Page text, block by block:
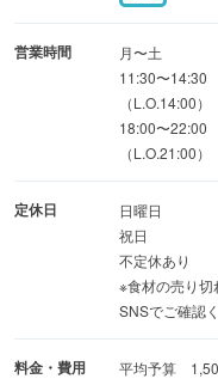
彩な料理が勢揃い！
夜はお酒に合う一品料
宴会にも柔軟に対応い
営業時間
月〜土
11:30〜14:30
（L.O.14:00）
18:00〜22:00
（L.O.21:00）
定休日
日曜日
祝日
不定休あり
※食材の売り切
SNSでご確認く
料金・費用 平均予算